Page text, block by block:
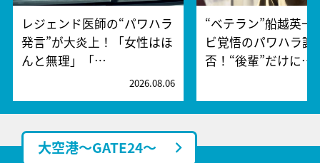
レジェンド医師の“パワハラ
発言”が大炎上！「女性はほ
んと無理」「…
2026.08.06
“ベテラン”船越英一
ビ覚悟のパワハラ謝
否！“後輩”だけに…
大空港～GATE24～